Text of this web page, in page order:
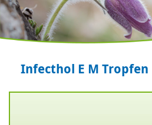
Infecthol E M Tropfen